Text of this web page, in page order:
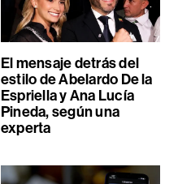
El mensaje detrás del
estilo de Abelardo De la
Espriella y Ana Lucía
Pineda, según una
experta